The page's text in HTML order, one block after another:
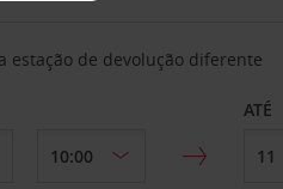
estação de devolução diferente
ATÉ